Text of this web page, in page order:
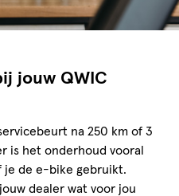
jouw QWIC
na 250 km of 3
is het onderhoud vooral
je de e-bike gebruikt.
dealer wat voor jou